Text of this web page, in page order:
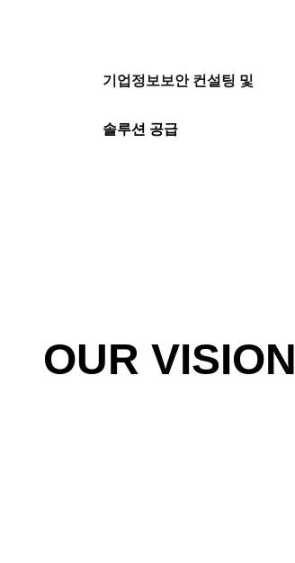
기업정보보안 컨설팅 및
솔루션 공급
OUR VISION